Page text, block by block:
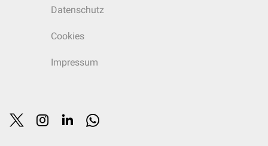
Datenschutz
Cookies
Impressum